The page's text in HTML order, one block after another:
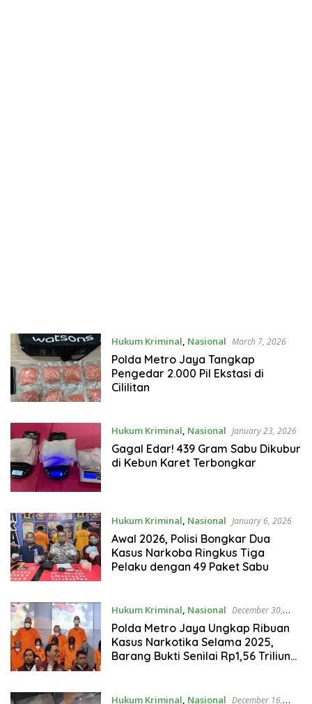
Hukum Kriminal, Nasional March 7, 2026
Polda Metro Jaya Tangkap
Pengedar 2.000 Pil Ekstasi di
Cililitan
Hukum Kriminal, Nasional January 23, 2026
Gagal Edar! 439 Gram Sabu Dikubur
di Kebun Karet Terbongkar
Hukum Kriminal Nasional January 6, 2026
Awal 2026, Polisi Bongkar Dua
Kasus Narkoba Ringkus Tiga
Pelaku dengan 49 Paket Sabu
Hukum Kriminal, Nasional December 30,
2025
Polda Metro Jaya Ungkap Ribuan
Kasus Narkotika Selama 2025,
Barang Bukti Senilai Rp1,56 Triliun
Hukum Kriminal Nasional December 16,